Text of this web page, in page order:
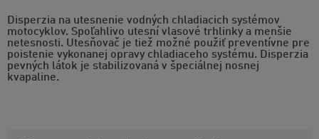
Disperzia na utesnenie vodných chladiacich systémov
motocyklov. Spoľahlivo utesní vlasové trhlinky a menšie
netesnosti. Utesňovač je tiež možné použiť preventívne pre
poistenie vykonanej opravy chladiaceho systému. Disperzia
pevných látok je stabilizovaná v špeciálnej nosnej
kvapaline.